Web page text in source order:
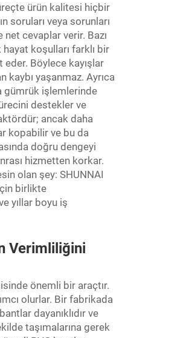
ürün kalitesi hiçbir
soruları veya sorunları
cevaplar verir. Bazı
koşulları farklı bir
Böylece kayışlar
kaybı yaşanmaz. Ayrıca
gümrük işlemlerinde
destekler ve
ancak daha
kopabilir ve bu da
doğru dengeyi
hizmetten korkar.
olan şey: SHUNNAI
birlikte
yıllar boyu iş
Verimliliğini
önemli bir araçtır.
olurlar. Bir fabrikada
dayanıklıdır ve
taşımalarına gerek